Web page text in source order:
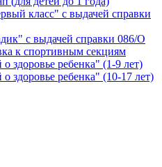
класс" с выдачей справки
с выдачей справки 086/О
к спортивным секциям
здоровье ребенка" (1-9 лет)
здоровье ребенка" (10-17 лет)